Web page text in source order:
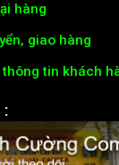
hàng
giao hàng
tin khách
: